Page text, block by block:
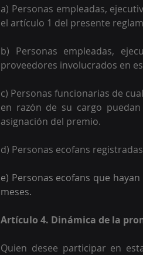
a) Personas empleadas,
el artículo 1 del presente
b) Personas empleadas,
proveedores involucrados en
c) Personas funcionarias de
en razón de su cargo
asignación del premio.
d) Personas ecofans
e) Personas ecofans que
meses.
Artículo 4. Dinámica de la
Quien desee participar en